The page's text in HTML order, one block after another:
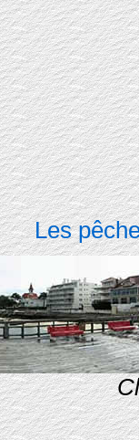
Les